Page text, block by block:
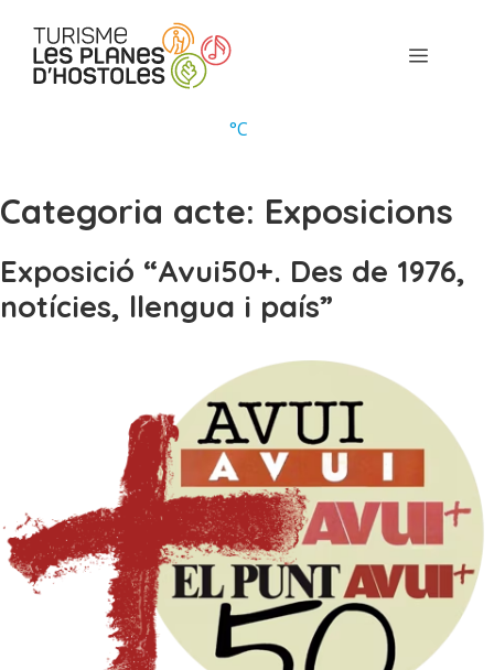
contingut
Menú
°C
Categoria acte: Exposicions
Exposició “Avui50+. Des de 1976,
notícies, llengua i país”